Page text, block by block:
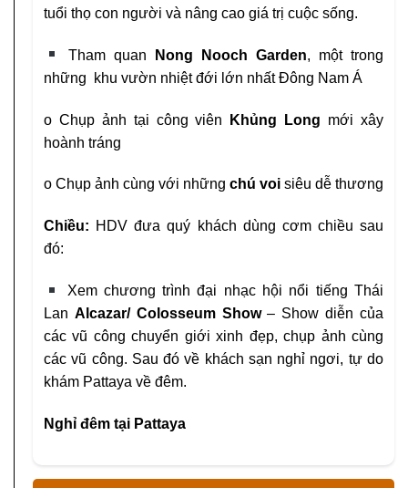
tuổi thọ con người và nâng cao giá trị cuộc sống.
Tham quan Nong Nooch Garden, một trong
những khu vườn nhiệt đới lớn nhất Đông Nam Á
o Chụp ảnh tại công viên Khủng Long mới xây
hoành tráng
o Chụp ảnh cùng với những chú voi siêu dễ thương
Chiều: HDV đưa quý khách dùng cơm chiều sau
đó:
Xem chương trình đại nhạc hội nổi tiếng Thái
Lan Alcazar/ Colosseum Show– Show diễn của
các vũ công chuyển giớixinh đẹp, chụp ảnh cùng
các vũ công. Sau đó về khách sạn nghỉ ngơi, tự do
khám Pattaya về đêm.
Nghỉ đêm tại Pattaya